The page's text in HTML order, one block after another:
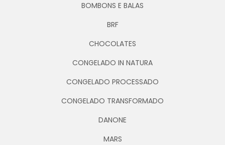
BOMBONS E BALAS
BRF
CHOCOLATES
CONGELADO IN NATURA
CONGELADO PROCESSADO
CONGELADO TRANSFORMADO
DANONE
MARS